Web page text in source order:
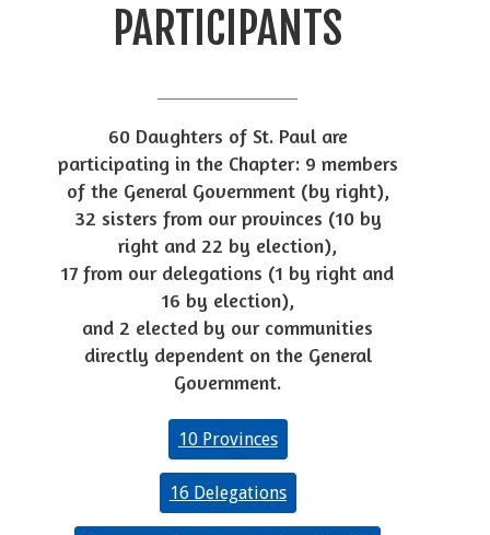
PARTICIPANTS
60 Daughters of St. Paul are
participating in the Chapter: 9 members
of the General Government (by right),
32 sisters from our provinces (10 by
right and 22 by election),
17 from our delegations (1 by right and
16 by election),
and 2 elected by our communities
directly dependent on the General
Government.
10 Provinces
16 Delegations